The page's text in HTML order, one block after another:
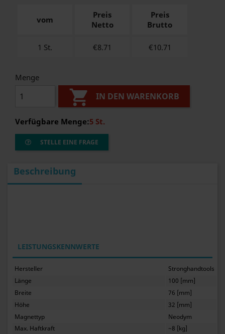
vom
Preis
Netto
Preis
Brutto
1 St. €8.71 €10.71
Menge
 IN DEN WARENKORB
Verfügbare Menge:5 St.
STELLE EINE FRAGE
Beschreibung
LEISTUNGSKENNWERTE
Hersteller
Stronghandtools
Länge
100 [mm]
Breite
76 [mm]
Höhe
32 [mm]
Magnettyp
Neodym
Max. Haftkraft
~8 [kg]